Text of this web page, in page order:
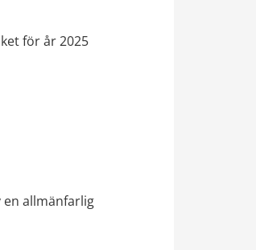
för år 2025
en allmänfarlig